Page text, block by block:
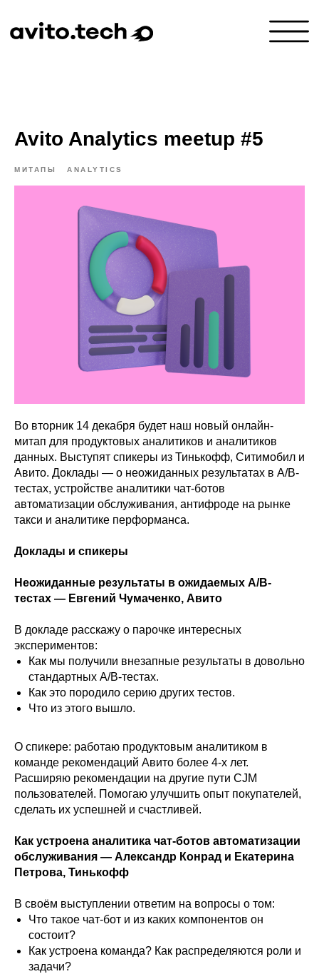
Avito Analytics meetup #5
МИТАПЫ ANALYTICS
Во вторник 14 декабря будет наш новый онлайн-
митап для продуктовых аналитиков и аналитиков
данных. Выступят спикеры из Тинькофф, Ситимобил и
Авито. Доклады — о неожиданных результатах в A/B-
тестах, устройстве аналитики чат-ботов
автоматизации обслуживания, антифроде на рынке
такси и аналитике перформанса.
Доклады и спикеры
Неожиданные результаты в ожидаемых A/B-
тестах — Евгений Чумаченко, Авито
В докладе расскажу о парочке интересных
экспериментов:
Как мы получили внезапные результаты в довольно
стандартных A/B-тестах.
Как это породило серию других тестов.
Что из этого вышло.
О спикере: работаю продуктовым аналитиком в
команде рекомендаций Авито более 4-х лет.
Расширяю рекомендации на другие пути CJM
пользователей. Помогаю улучшить опыт покупателей,
сделать их успешней и счастливей.
Как устроена аналитика чат-ботов автоматизации
обслуживания — Александр Конрад и Екатерина
Петрова, Тинькофф
В своём выступлении ответим на вопросы о том:
Что такое чат-бот и из каких компонентов он
состоит?
Как устроена команда? Как распределяются роли и
задачи?